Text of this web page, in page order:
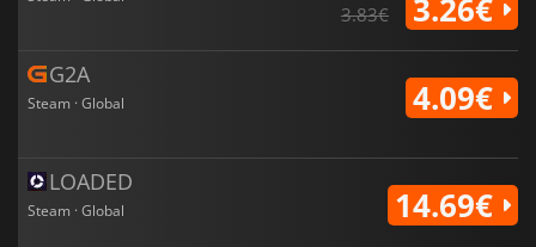
3.83€ 3.26€
G2A
Steam · Global 4.09€
LOADED
Steam · Global 14.69€